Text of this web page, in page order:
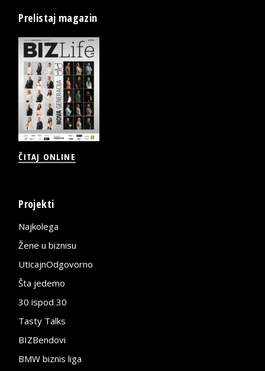
Prelistaj magazin
ČITAJ ONLINE
Projekti
Najkolega
Žene u biznisu
UticajnOdgovorno
Šta jedemo
30 ispod 30
Tasty Talks
BIZBendovi
BMW biznis liga